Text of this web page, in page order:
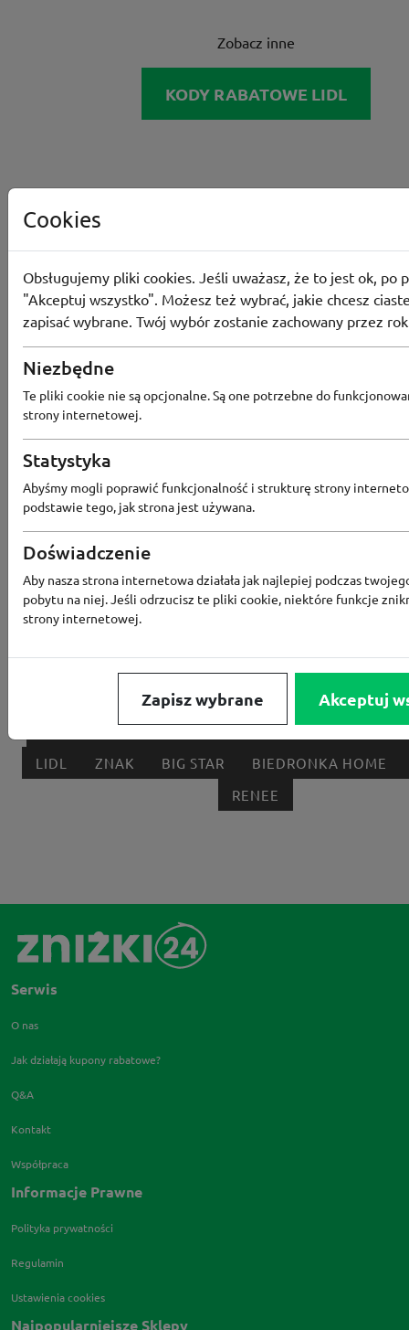
Zobacz inne
KODY RABATOWE LIDL
Popularne sklepy
MODIVO HEBE
MEDIA EXPERT
EOBUWIE
KOMPUTRONIK
ANSWEAR 4F OLEOLE!
LIDL
ZNAK BIG STAR
BIEDRONKA HOME
RENEE
Serwis
O nas
Jak działają kupony rabatowe?
Q&A
Kontakt
Współpraca
Informacje Prawne
Polityka prywatności
Regulamin
Ustawienia cookies
Najpopularniejsze Sklepy
Cookies
Obsługujemy pliki cookies. Jeśli uważasz, że to jest ok, po
"Akceptuj wszystko". Możesz też wybrać, jakie chcesz
zapisać wybrane. Twój wybór zostanie zachowany przez
Niezbędne
Te pliki cookie nie są opcjonalne. Są one potrzebne do
strony internetowej.
Statystyka
Abyśmy mogli poprawić funkcjonalność i strukturę strony
podstawie tego, jak strona jest używana.
Doświadczenie
Aby nasza strona internetowa działała jak najlepiej podczas
pobytu na niej. Jeśli odrzucisz te pliki cookie, niektóre funkcje
strony internetowej.
Zapisz wybrane Akceptuj